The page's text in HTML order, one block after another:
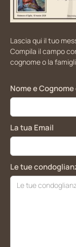
Lascia qui il tuo
Compila il campo
cognome o la
Nome e
La tua Email
Le tue